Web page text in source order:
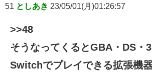
51 としあき 23/05/01(月)01:26:57
>>48
そうなってくるとGBA・DS・
Switchでプレイできる拡張機